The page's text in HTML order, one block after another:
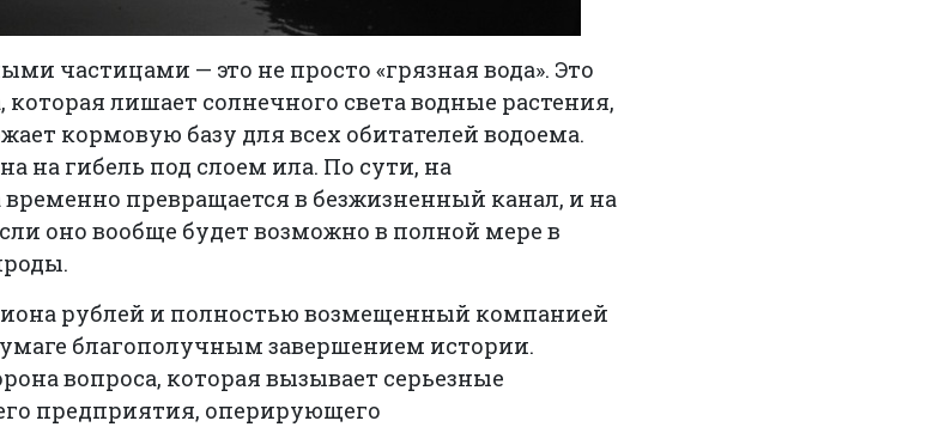
частицами — это не просто «грязная вода». Это
которая лишает солнечного света водные растения,
кормовую базу для всех обитателей водоема.
на гибель под слоем ила. По сути, на
превращается в безжизненный канал, и на
оно вообще будет возможно в полной мере в
рублей и полностью возмещенный компанией
благополучным завершением истории.
вопроса, которая вызывает серьезные
предприятия, оперирующего